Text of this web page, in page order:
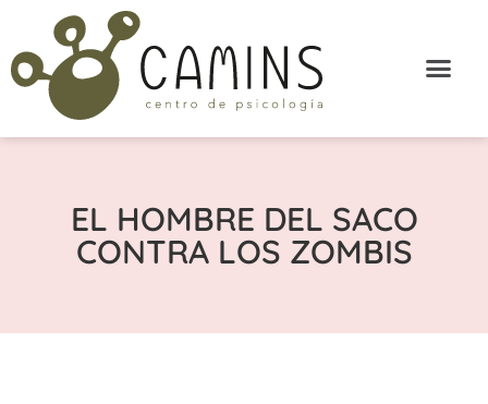
EL HOMBRE DEL SACO
CONTRA LOS ZOMBIS